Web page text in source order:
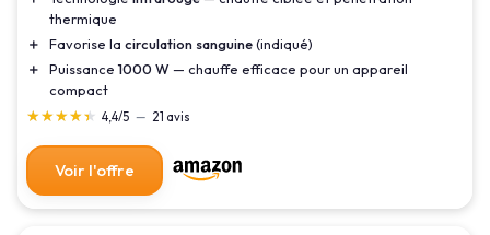
thermique
＋
Favorise la circulation sanguine(indiqué)
＋
Puissance1000 W — chauffe efficace pour un appareil
compact
★★★★★
★★★★★ 4,4/5 — 21 avis
Voir l'offre